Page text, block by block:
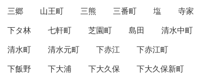
三郷
山王町 三熊 三番町 塩
寺家
下タ林
七軒町 芝園町 島田
清水中町
清水町
清水元町 下赤江
下赤江町
下飯野
下大浦 下大久保
下大久保新町